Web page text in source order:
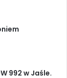
992 w Jaśle.